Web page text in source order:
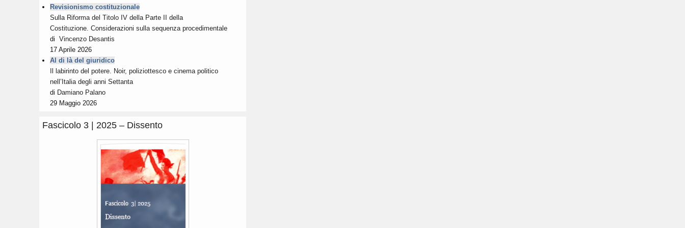
Revisionismo costituzionale
Sulla Riforma del Titolo IV della Parte II della
Costituzione. Considerazioni sulla sequenza procedimentale
di Vincenzo Desantis
17 Aprile 2026
Al di là del giuridico
Il labirinto del potere. Noir, poliziottesco e cinema politico
nell’Italia degli anni Settanta
di Damiano Palano
29 Maggio 2026
Fascicolo 3 | 2025 – Dissento